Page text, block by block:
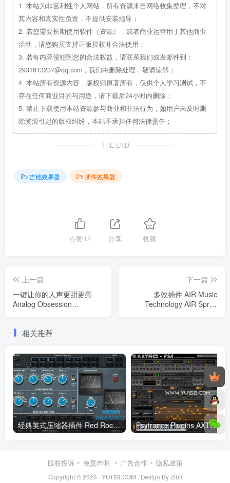
1. 本站为非营利性个人网站，所有资源来自网络收集整理，不对
其内容和真实性负责，不提供安装指导；
2. 若您需要长期使用软件（资源），或者商业运营用于其他商业
活动，请您购买支持正版授权并合法使用；
3. 若有内容侵犯到您的合法权益，请联系我们或发邮件到：
2931813237@qq.com，我们将删除处理，敬请谅解；
4. 本站所有资源内容，版权归原著所有，仅供个人学习测试，不
存在任何商业目的与用途，请下载后24小时内删除；
5. 禁止下载使用本站资源参与商业和非法行为，如用户未及时删
除资源引起的版权纠纷，本站不承担任何法律责任；
THE END
吉他效果器 插件效果器
点赞12 分享 收藏
上一篇
一键让你的人声更甜更亮
Analog Obsession
下一篇
多效插件 AIR Music
Technology AIR Sprite
相关推荐
经典英式压缩器插件 Red Rock Sound Comp 609 V4.0.3 WIN BUBBiX
版权投诉 免责声明 广告合作 隐私政策
Copyright © 2026 · YU158.COM · Design By Zibll